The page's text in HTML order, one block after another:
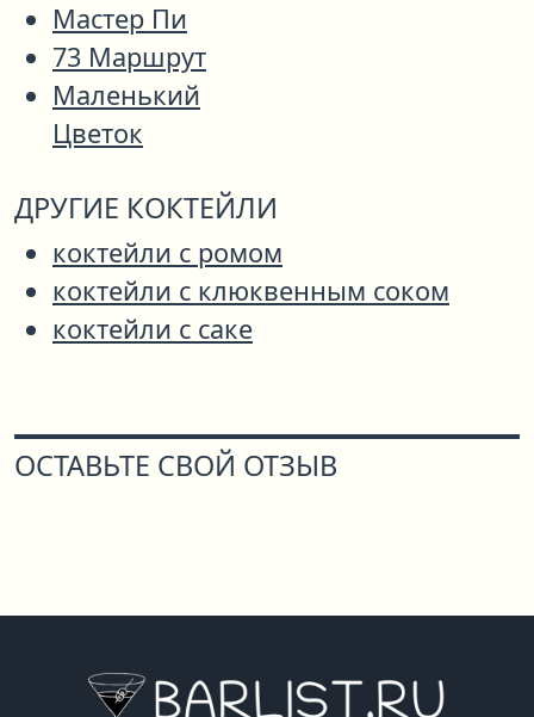
Мастер Пи
73 Маршрут
Маленький
Цветок
ДРУГИЕ КОКТЕЙЛИ
коктейли с ромом
коктейли с клюквенным соком
коктейли с саке
ОСТАВЬТЕ СВОЙ ОТЗЫВ